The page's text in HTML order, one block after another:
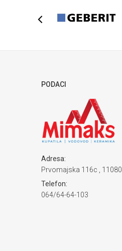
Zemlja proizvodnje
PODACI
Adresa:
Prvomajska 116c ,
Telefon:
064/64-64-103